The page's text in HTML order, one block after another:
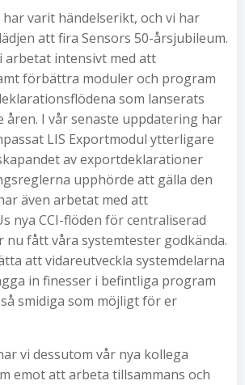
varit händelserikt, och vi har
att fira Sensors 50-årsjubileum.
arbetat intensivt med att
förbättra moduler och program
som lanserats
åren. I vår senaste uppdatering har
LIS Exportmodul ytterligare
av exportdeklarationer
upphörde att gälla den
även arbetat med att
nya CCI-flöden för centraliserad
nu fått våra systemtester godkända.
att vidareutveckla systemdelarna
in finesser i befintliga program
smidiga som möjligt för er
vi dessutom vår nya kollega
emot att arbeta tillsammans och